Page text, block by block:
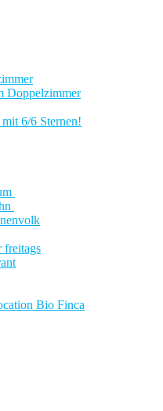
Doppelzimmer
6/6 Sternen!
freitags
Bio Finca